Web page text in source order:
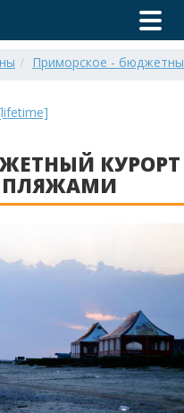
Приморское -
КУРОРТ